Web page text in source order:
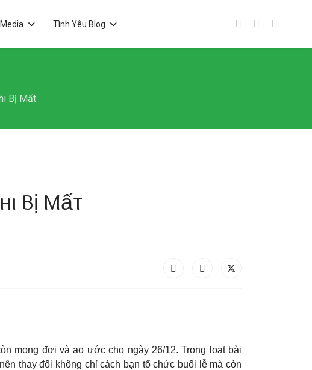
Tình Yêu Blog
Bị Mất
Bị Mất
mong đợi và ao ước cho ngày 26/12. Trong loạt bài
thay đổi không chỉ cách bạn tổ chức buổi lễ mà còn